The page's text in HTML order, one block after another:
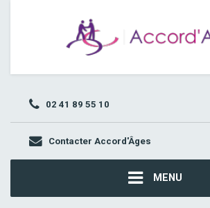
02 41 89 55 10
Contacter Accord'Âges
MENU